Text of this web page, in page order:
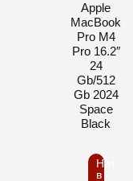
Apple
MacBook
Pro M4
Pro 16.2″
24
Gb/512
Gb 2024
Space
Black
Нет
в